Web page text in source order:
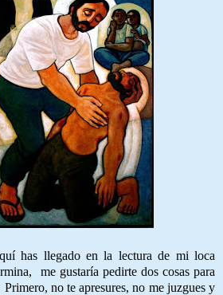
has llegado en la lectura de mi loca
me gustaría pedirte dos cosas para
no te apresures, no me juzgues y